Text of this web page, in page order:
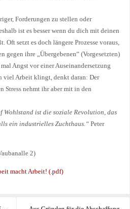
Forderungen zu stellen oder
ist es besser wenn du dich mit deinen
setzt es doch längere Prozesse voraus,
gegen ihre „Übergebenen“ (Vorgesetzten)
Angst vor einer Auseinandersetzung
viel Arbeit klingt, denkt daran: Der
Stress nehmt ihr aber mit in den
Wohlstand ist die soziale Revolution, das
ein industrielles Zuchthaus.“Peter
2)
macht Arbeit! (.pdf)